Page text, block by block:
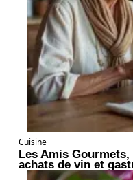
Cuisine
Les Amis
achats de vin et